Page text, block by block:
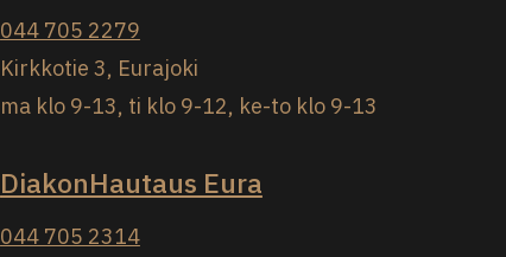
044 705 2279
Kirkkotie 3, Eurajoki
ma klo 9-13, ti klo 9-12, ke-to klo 9-13
DiakonHautaus Eura
044 705 2314